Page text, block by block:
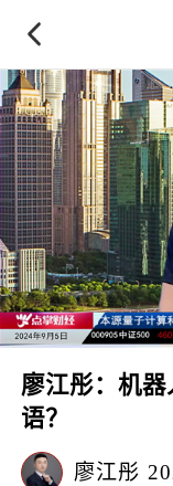
廖江彤：机
语？
廖江彤